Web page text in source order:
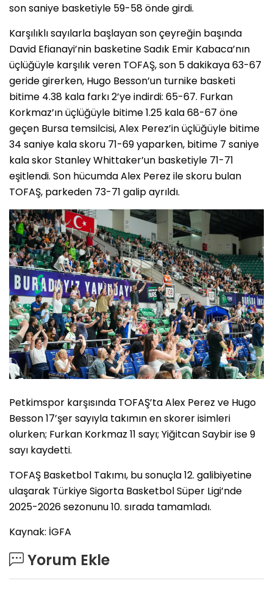
son saniye basketiyle 59-58 önde girdi.
Karşılıklı sayılarla başlayan son çeyreğin başında
David Efianayi’nin basketine Sadık Emir Kabaca’nın
üçlüğüyle karşılık veren TOFAŞ, son 5 dakikaya 63-67
geride girerken, Hugo Besson’un turnike basketi
bitime 4.38 kala farkı 2’ye indirdi: 65-67. Furkan
Korkmaz’ın üçlüğüyle bitime 1.25 kala 68-67 öne
geçen Bursa temsilcisi, Alex Perez’in üçlüğüyle bitime
34 saniye kala skoru 71-69 yaparken, bitime 7 saniye
kala skor Stanley Whittaker’un basketiyle 71-71
eşitlendi. Son hücumda Alex Perez ile skoru bulan
TOFAŞ, parkeden 73-71 galip ayrıldı.
Petkimspor karşısında TOFAŞ’ta Alex Perez ve Hugo
Besson 17’şer sayıyla takımın en skorer isimleri
olurken; Furkan Korkmaz 11 sayı; Yiğitcan Saybir ise 9
sayı kaydetti.
TOFAŞ Basketbol Takımı, bu sonuçla 12. galibiyetine
ulaşarak Türkiye Sigorta Basketbol Süper Ligi’nde
2025-2026 sezonunu 10. sırada tamamladı.
Kaynak: İGFA
Yorum Ekle